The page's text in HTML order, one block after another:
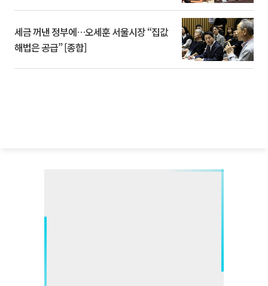
세금 꺼낸 정부에…오세훈 서울시장 “집값
해법은 공급” [종합]